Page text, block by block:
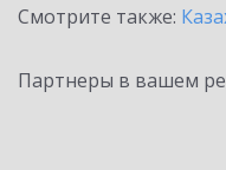
Смотрите также:
Партнеры в вашем